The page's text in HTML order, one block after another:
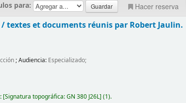
para: Hacer reserva
/textes et documents réunis par Robert Jaulin.
; Audiencia: Especializado;
Signatura topográfica:GN 380 J26L (1).